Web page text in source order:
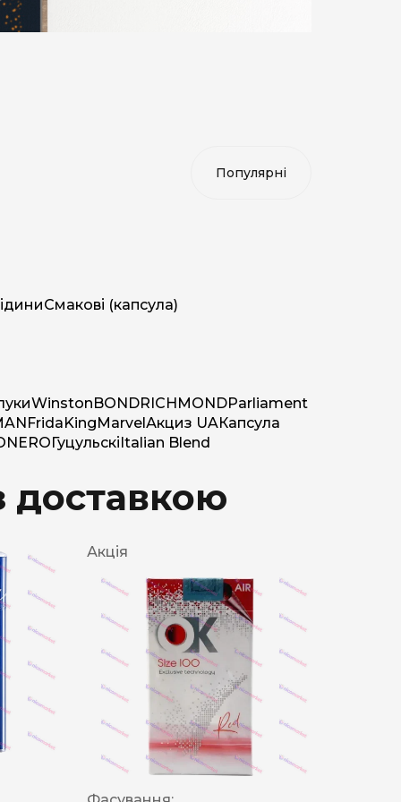
Смакові (капсула)
WinstonBONDRICHMONDParliament
FridaKingMarvelАкциз UAКапсула
NEROГуцульскіItalian Blend
доставкою
Акція